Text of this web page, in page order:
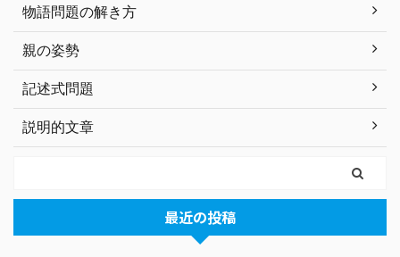
物語問題の解き方
親の姿勢
記述式問題
説明的文章
最近の投稿